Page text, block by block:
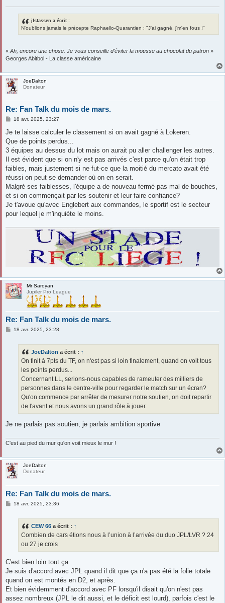
jfstassen a écrit :
N'oublions jamais le précepte Raphaello-Quarantien : "J'ai gagné, j'm'en fous !"
« Ah, encore une chose. Je vous conseille d'éviter la mousse au chocolat du patron »
Georges Abitbol - La classe américaine
JoeDalton
Donateur
Re: Fan Talk du mois de mars.
M
s
a
g
18 avr. 2025, 23:27
Je te laisse calculer le classement si on avait gagné à Lokeren.
Que de points perdus...
3 équipes au dessus du lot mais on aurait pu aller challenger les autres.
Il est évident que si on n'y est pas arrivés c'est parce qu'on était trop
faibles, mais justement si ne fut-ce que la moitié du mercato avait été
réussi on peut se demander où on en serait.
Malgré ses faiblesses, l'équipe a de nouveau fermé pas mal de bouches,
et si on commençait par les soutenir et leur faire confiance?
Je t'avoue qu'avec Englebert aux commandes, le sportif est le secteur
pour lequel je m'inquiète le moins.
Mr Saroyan
Jupiler Pro League
Re: Fan Talk du mois de mars.
M18 avr. 2025, 23:28
JoeDalton a écrit : ↑
On finit à 7pts du TF, on n'est pas si loin finalement, quand on voit tous
les points perdus...
Concernant LL, serions-nous capables de rameuter des milliers de
personnes dans le centre-ville pour regarder le match sur un écran?
Qu'on commence par arrêter de mesurer notre soutien, on doit repartir
de l'avant et nous avons un grand rôle à jouer.
Je ne parlais pas soutien, je parlais ambition sportive
C'est au pied du mur qu'on voit mieux le mur !
JoeDalton
Donateur
Re: Fan Talk du mois de mars.
M18 avr. 2025, 23:36
CEW 66 a écrit : ↑
Combien de cars étions nous à l’union à l’arrivée du duo JPL/LVR ? 24
ou 27 je crois
C'est bien loin tout ça.
Je suis d'accord avec JPL quand il dit que ça n'a pas été la folie totale
quand on est montés en D2, et après.
Et bien évidemment d'accord avec PF lorsqu'il disait qu'on n'est pas
assez nombreux (JPL le dit aussi, et le déficit est lourd), parfois c'est le